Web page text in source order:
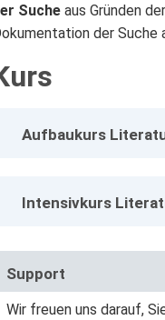
Suche aus Gründen
der Suche
Aufbaukurs
Intensivkurs
Support
Wir freuen uns darauf,